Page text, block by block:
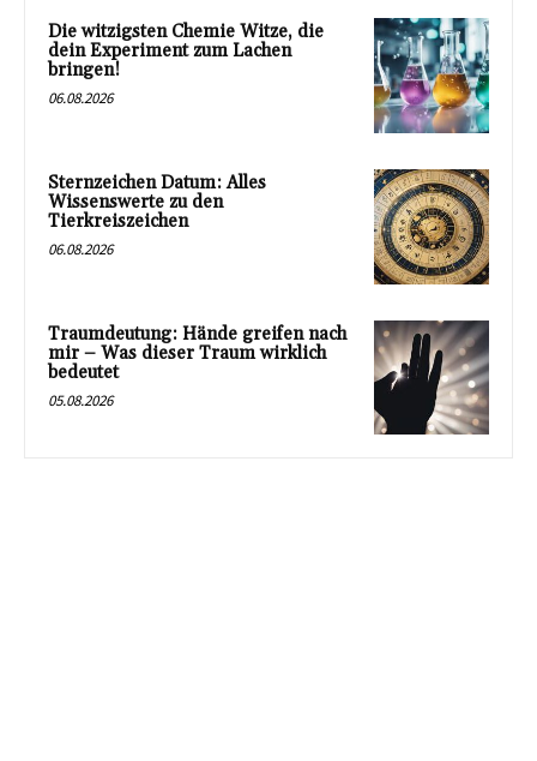
Die witzigsten Chemie Witze, die
dein Experiment zum Lachen
bringen!
06.08.2026
Sternzeichen Datum: Alles
Wissenswerte zu den
Tierkreiszeichen
06.08.2026
Traumdeutung: Hände greifen nach
mir – Was dieser Traum wirklich
bedeutet
05.08.2026